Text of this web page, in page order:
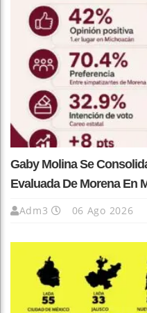
Gaby Molina Se
Evaluada De Morena En
Adm3 06 Ago 2026